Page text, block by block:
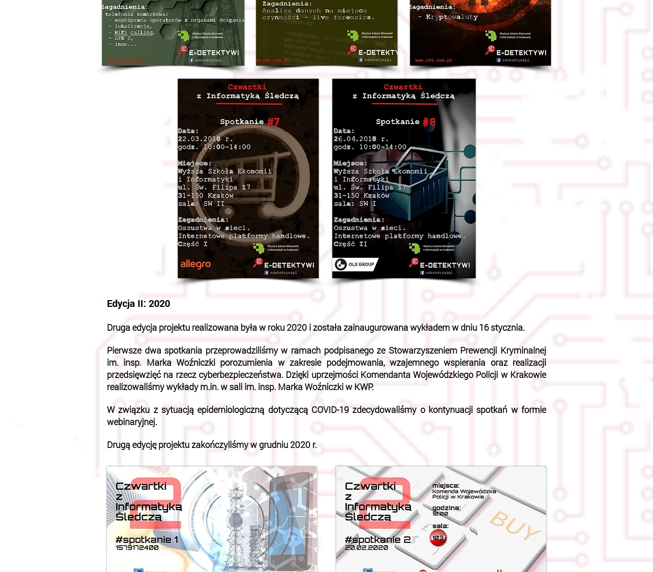
Edycja II: 2020
Druga edycja projektu realizowana była w roku 2020 i została zainaugurowana wykładem w dniu 16 stycznia.
Pierwsze dwa spotkania przeprowadziliśmy w ramach podpisanego ze Stowarzyszeniem Prewencji Kryminalnej
im. insp. Marka Woźniczki porozumienia w zakresie podejmowania, wzajemnego wspierania oraz realizacji
przedsięwzięć na rzecz cyberbezpieczeństwa. Dzięki uprzejmości Komendanta Wojewódzkiego Policji w Krakowie
realizowaliśmy wykłady m.in. w sali im. insp. Marka Woźniczki w KWP.
W związku z sytuacją epidemiologiczną dotyczącą COVID-19 zdecydowaliśmy o kontynuacji spotkań w formie
webinaryjnej.
Drugą edycję projektu zakończyliśmy w grudniu 2020 r.